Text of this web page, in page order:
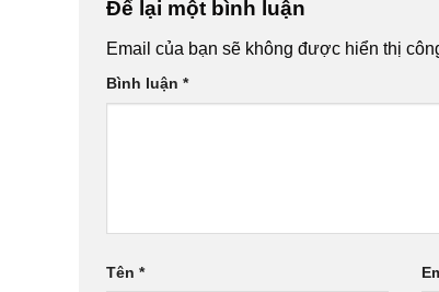
Để lại một bình luận
Email của bạn sẽ không được hiển thị
Bình luận *
Tên *